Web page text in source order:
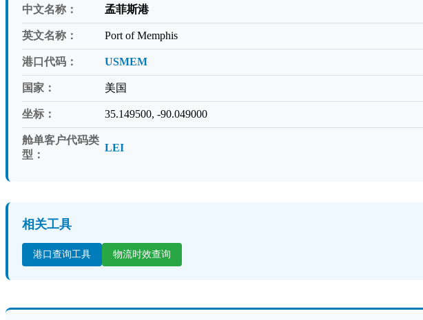
中文名称： 孟菲斯港
英文名称： Port of Memphis
港口代码： USMEM
国家： 美国
坐标： 35.149500, -90.049000
舱单客户代码类
型：
LEI
相关工具
港口查询工具 物流时效查询